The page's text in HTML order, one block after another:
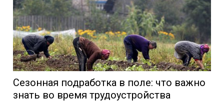
Сезонная подработка в поле: что важно
знать во время трудоустройства